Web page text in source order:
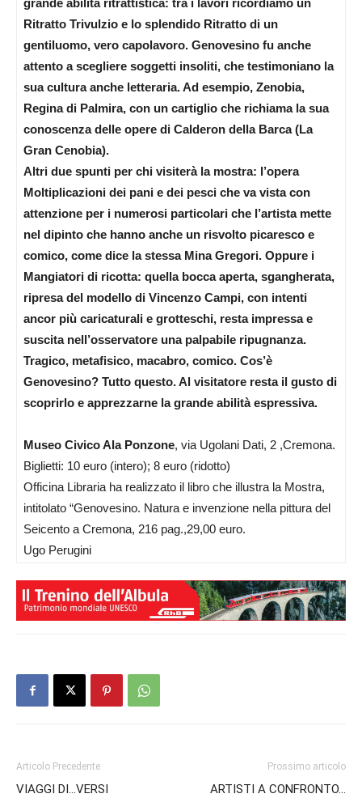
grande abilità ritrattistica: tra i lavori ricordiamo un
Ritratto Trivulzio e lo splendido Ritratto di un
gentiluomo, vero capolavoro. Genovesino fu anche
attento a scegliere soggetti insoliti, che testimoniano la
sua cultura anche letteraria. Ad esempio, Zenobia,
Regina di Palmira, con un cartiglio che richiama la sua
conoscenza delle opere di Calderon della Barca (La
Gran Cenobia).
Altri due spunti per chi visiterà la mostra: l’opera
Moltiplicazioni dei pani e dei pesci che va vista con
attenzione per i numerosi particolari che l’artista mette
nel dipinto che hanno anche un risvolto picaresco e
comico, come dice la stessa Mina Gregori. Oppure i
Mangiatori di ricotta: quella bocca aperta, sgangherata,
ripresa del modello di Vincenzo Campi, con intenti
ancor più caricaturali e grotteschi, resta impressa e
suscita nell’osservatore una palpabile ripugnanza.
Tragico, metafisico, macabro, comico. Cos’è
Genovesino? Tutto questo. Al visitatore resta il gusto di
scoprirlo e apprezzarne la grande abilità espressiva.
Museo Civico Ala Ponzone, via Ugolani Dati, 2 ,Cremona.
Biglietti: 10 euro (intero); 8 euro (ridotto)
Officina Libraria ha realizzato il libro che illustra la Mostra,
intitolato “Genovesino. Natura e invenzione nella pittura del
Seicento a Cremona, 216 pag.,29,00 euro.
Ugo Perugini
Articolo Precedente
VIAGGI DI…VERSI
Prossimo articolo
ARTISTI A CONFRONTO…